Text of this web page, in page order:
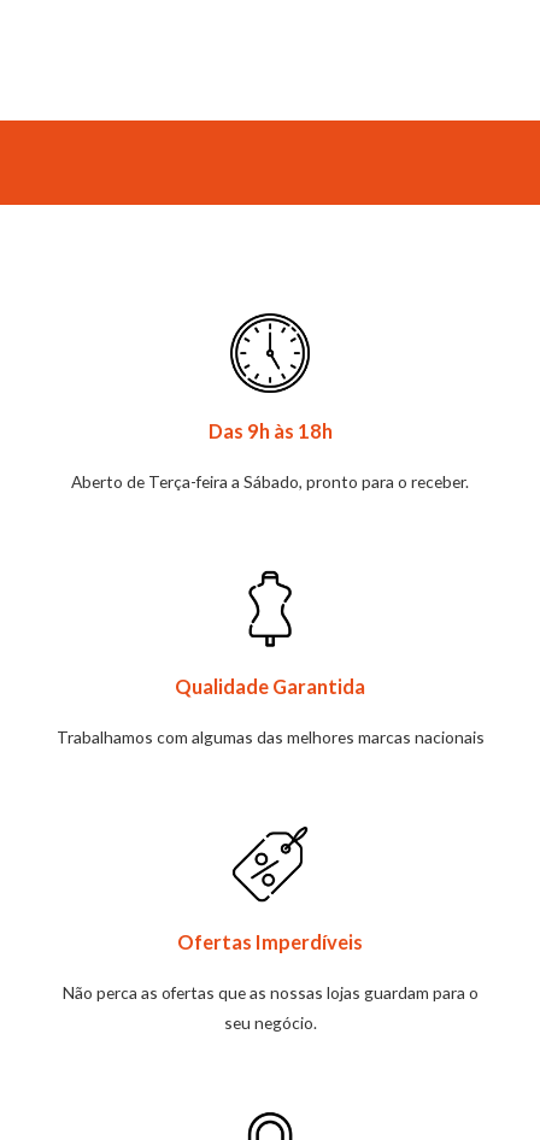
Das 9h às 18h
Aberto de Terça-feira a Sábado, pronto para o receber.
Qualidade Garantida
Trabalhamos com algumas das melhores marcas nacionais
Ofertas Imperdíveis
Não perca as ofertas que as nossas lojas guardam para o
seu negócio.